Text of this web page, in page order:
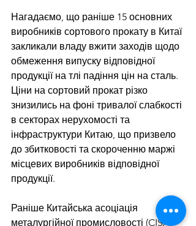
Нагадаємо, що раніше 15 основних
виробників сортового прокату в Китаї
закликали владу вжити заходів щодо
обмеження випуску відповідної
продукції на тлі падіння цін на сталь.
Ціни на сортовий прокат різко
знизились на фоні тривалої слабкості
в секторах нерухомості та
інфраструктури Китаю, що призвело
до збитковості та скороченню маржі
місцевих виробників відповідної
продукції.
Раніше Китайська асоціація
металургійної промисловості (CISA)